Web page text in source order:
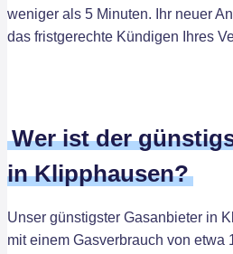
weniger als 5 Minuten. Ihr neuer
das fristgerechte Kündigen Ihres
Wer ist der
in Klipphausen?
Unser günstigster Gasanbieter in
mit einem Gasverbrauch von etwa